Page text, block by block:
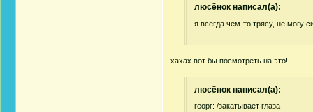
люсёнок написал(а):
я всегда чем-то трясу, не могу
хахах вот бы посмотреть на это!!
люсёнок написал(а):
георг: /закатывает глаза